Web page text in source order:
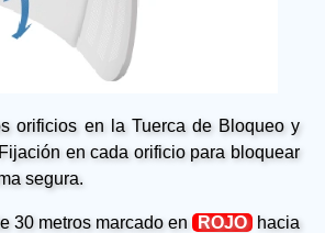
orificios en la Tuerca de Bloqueo y
en cada orificio para bloquear
segura.
30 metros marcado en ROJO
hacia